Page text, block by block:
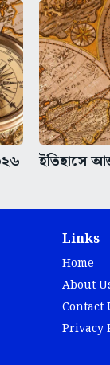
ইতিহাসে
Links
Home
About
Contact
Privacy